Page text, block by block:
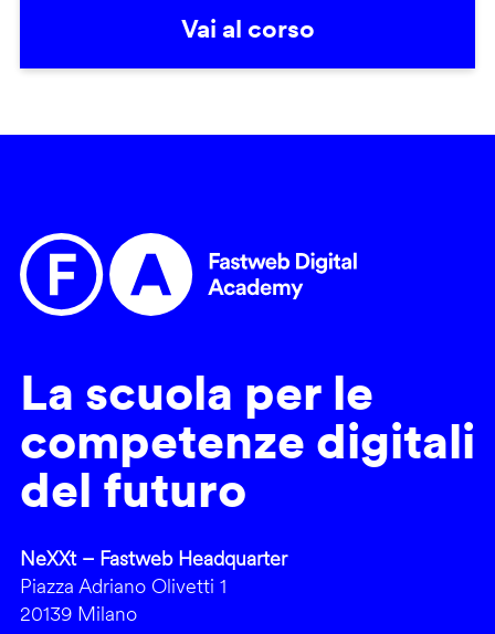
Vai al corso
La scuola per le
competenze digitali
del futuro
NeXXt – Fastweb Headquarter
Piazza Adriano Olivetti 1
20139 Milano